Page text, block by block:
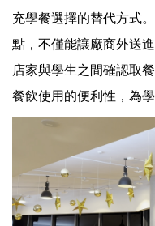
充學餐選擇的替代方式
點，不僅能讓廠商外送
店家與學生之間確認取
餐飲使用的便利性，為